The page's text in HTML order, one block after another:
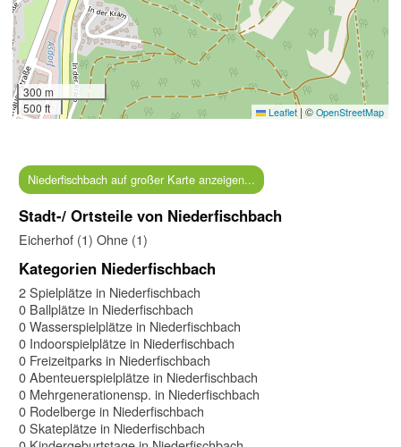
300 m
500 ft
Leaflet |© OpenStreetMap
Niederfischbach auf großer Karte anzeigen...
Stadt-/ Ortsteile von Niederfischbach
Eicherhof (1) Ohne (1)
Kategorien Niederfischbach
2 Spielplätze in Niederfischbach
0 Ballplätze in Niederfischbach
0 Wasserspielplätze in Niederfischbach
0 Indoorspielplätze in Niederfischbach
0 Freizeitparks in Niederfischbach
0 Abenteuerspielplätze in Niederfischbach
0 Mehrgenerationensp. in Niederfischbach
0 Rodelberge in Niederfischbach
0 Skateplätze in Niederfischbach